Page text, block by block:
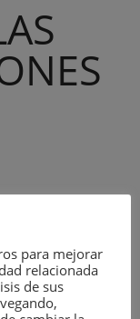
para mejorar
relacionada
de sus